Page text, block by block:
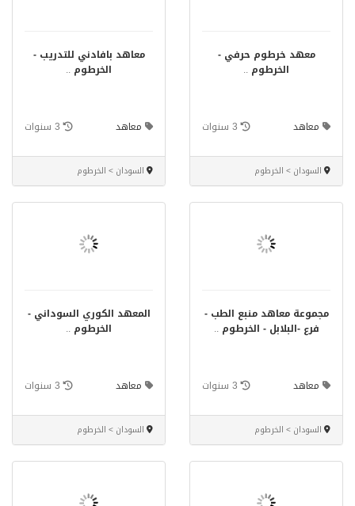
معهد خرطوم حرفي -
الخرطوم ..
معاهد 3 سنوات
السودان > الخرطوم
معاهد بافادني للتدريب -
الخرطوم ..
معاهد 3 سنوات
السودان > الخرطوم
مجموعة معاهد منبع الطب -
فرع -البلابل - الخرطوم ..
معاهد 3 سنوات
السودان > الخرطوم
المعهد الكوري السوداني -
الخرطوم ..
معاهد 3 سنوات
السودان > الخرطوم